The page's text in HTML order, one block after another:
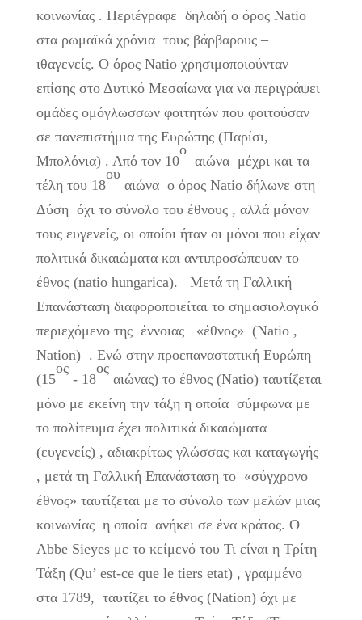
κοινωνίας . Περιέγραφε δηλαδή ο όρος Natio
στα ρωμαϊκά χρόνια τους βάρβαρους –
ιθαγενείς. Ο όρος Natio χρησιμοποιούνταν
επίσης στο Δυτικό Μεσαίωνα για να περιγράψει
ομάδες ομόγλωσσων φοιτητών που φοιτούσαν
σε πανεπιστήμια της Ευρώπης (Παρίσι,
Μπολόνια) . Από τον 10
ο
αιώνα μέχρι και τα
τέλη του 18
ου
αιώνα ο όρος Natio δήλωνε στη
Δύση όχι το σύνολο του έθνους , αλλά μόνον
τους ευγενείς, οι οποίοι ήταν οι μόνοι που είχαν
πολιτικά δικαιώματα και αντιπροσώπευαν το
έθνος (natio hungarica). Μετά τη Γαλλική
Επανάσταση διαφοροποιείται το σημασιολογικό
περιεχόμενο της έννοιας «έθνος» (Natio ,
Nation) . Ενώ στην προεπαναστατική Ευρώπη
(15
ος
- 18
ος
αιώνας) το έθνος (Natio) ταυτίζεται
μόνο με εκείνη την τάξη η οποία σύμφωνα με
το πολίτευμα έχει πολιτικά δικαιώματα
(ευγενείς) , αδιακρίτως γλώσσας και καταγωγής
, μετά τη Γαλλική Επανάσταση το «σύγχρονο
έθνος» ταυτίζεται με το σύνολο των μελών μιας
κοινωνίας η οποία ανήκει σε ένα κράτος. Ο
Abbe Sieyes με το κείμενό του Τι είναι η Τρίτη
Τάξη (Qu’ est-ce que le tiers etat) , γραμμένο
στα 1789, ταυτίζει το έθνος (Nation) όχι με